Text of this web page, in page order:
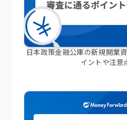
日本政策金融公庫の新規開業
イントや注意